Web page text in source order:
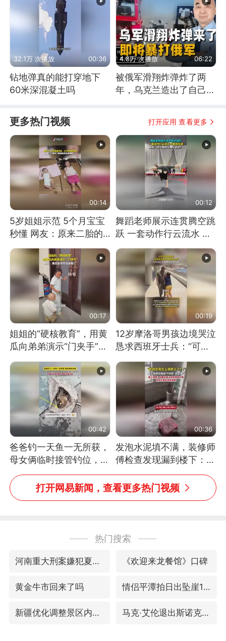
32.1万 次播放 00:36
钻地弹真的能打穿地下
60米深混凝土吗
4.8万 次播放 06:22
被俄军滑翔炸弹炸了两
年，乌克兰造出了自己
更多热门视频 打开应用 查看更多
00:14
5岁姐姐示范 5个月宝宝
秒懂 网友：原来二胎的
快乐长这样
00:12
舞蹈老师展示连贯腾空跳
跃 一套动作行云流水 节
奏感拉满 网友：怎么做
到又舞又武的？
00:17
姐姐的“硬核教育”，用黄
瓜向弟弟演示“门夹手”，
网友：果然言传不如身
教！
00:19
12岁摩洛哥男孩边境哭泣
恳求西班牙士兵：“可不
可以不要把我遣返回国”
00:42
爸爸钓一天鱼一无所获，
母女俩临时接管钓位，用
玩具鱼竿钓上大鱼
00:36
发泡水泥填不满，装修师
傅检查发现漏到楼下：出
风口未延伸到外墙
打开网易新闻，查看更多热门视频
热门搜索
河南重大刑案嫌犯夏某钢落网 《欢迎来龙餐馆》口碑
黄金牛市回来了吗 情侣平潭拍日出坠崖1死1伤
新疆优化调整景区内自驾服务费 马克·艾伦退出斯诺克中国公开赛